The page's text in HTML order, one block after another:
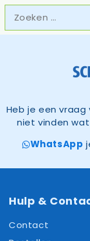
naar:
Heb je een vraag
niet vinden
WhatsApp
Hulp &
Contact